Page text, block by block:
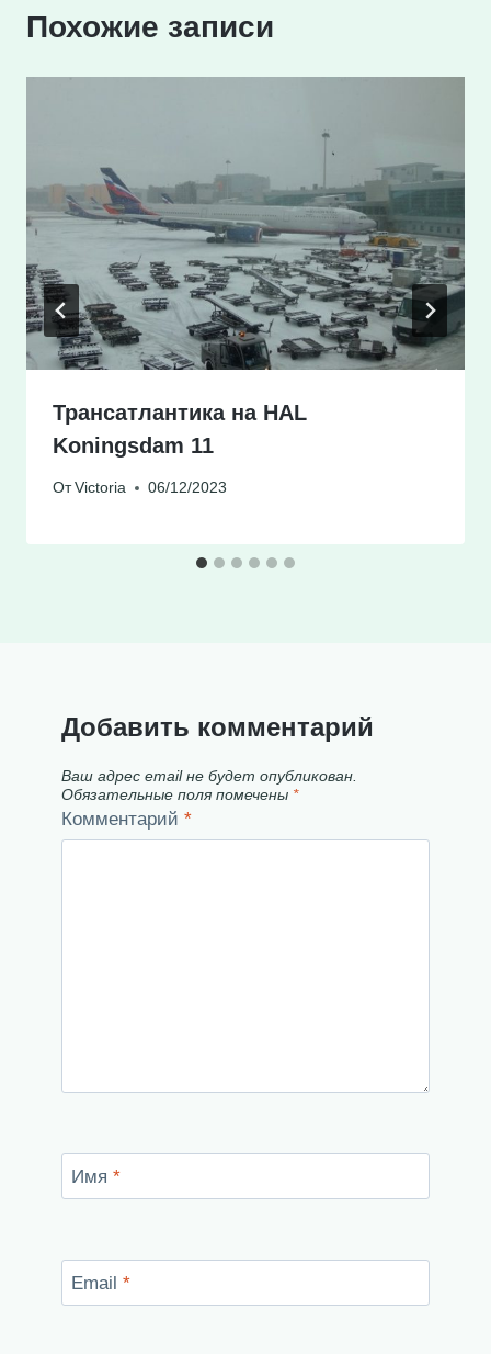
Похожие записи
Трансатлантика на HAL
Koningsdam 11
От Victoria 06/12/2023
Добавить комментарий
Ваш адрес email не будет опубликован.
Обязательные поля помечены *
Комментарий *
Имя *
Email *